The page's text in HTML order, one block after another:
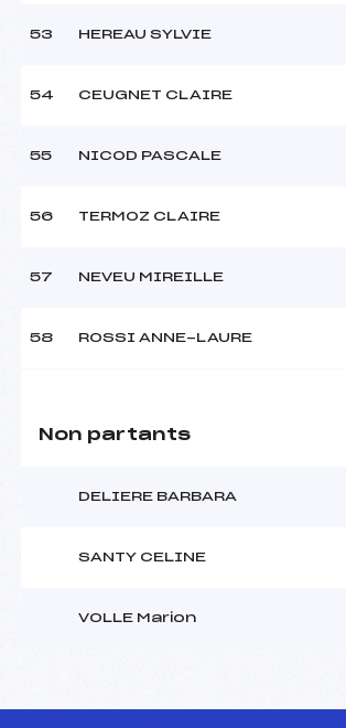
53 HEREAU SYLVIE
54 CEUGNET CLAIRE
55 NICOD PASCALE
56 TERMOZ CLAIRE
57 NEVEU MIREILLE
58 ROSSI ANNE-LAURE
Non partants
DELIERE BARBARA
SANTY CELINE
VOLLE Marion